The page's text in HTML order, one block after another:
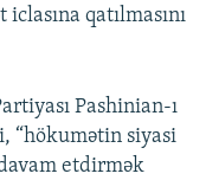
qatılmasını
Pashinian-ı
“hökumətin siyasi
etdirmək